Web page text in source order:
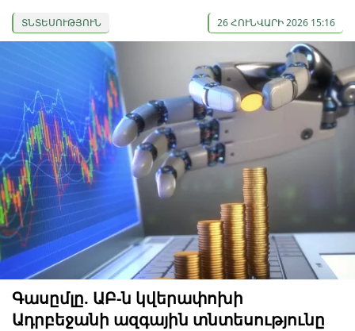
ՏՆՏԵՍՈՒԹՅՈՒՆ 26 ՀՈՒՆՎԱՐԻ 2026 15:16
Գասըմլը. ԱԲ-ն կվերափոխի
Ադրբեջանի ազգային տնտեսությունը